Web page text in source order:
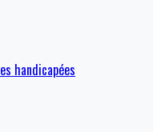
handicapées